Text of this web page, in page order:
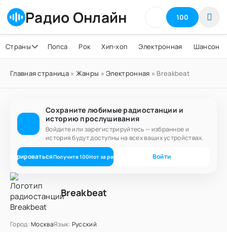
Радио Онлайн 100
Страны Попса Рок Хип-хоп Электронная Шансон
Главная страница» Жанры »Электронная » Breakbeat
Сохраните любимые радиостанции и
историю прослушивания
Войдите или зарегистрируйтесь — избранное и
история будут доступны на всех ваших устройствах.
Получите100Нот за регистрацию Войти
Breakbeat
Город:МоскваЯзык: Русский